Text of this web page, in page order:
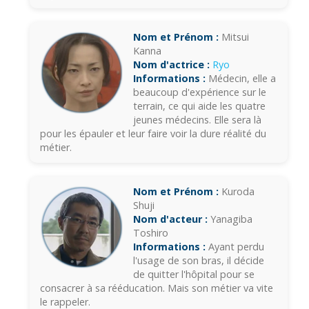
Nom et Prénom : Mitsui
Kanna
Nom d'actrice : Ryo
Informations : Médecin, elle a
beaucoup d'expérience sur le
terrain, ce qui aide les quatre
jeunes médecins. Elle sera là
pour les épauler et leur faire voir la dure réalité du
métier.
Nom et Prénom : Kuroda
Shuji
Nom d'acteur : Yanagiba
Toshiro
Informations : Ayant perdu
l'usage de son bras, il décide
de quitter l'hôpital pour se
consacrer à sa rééducation. Mais son métier va vite
le rappeler.